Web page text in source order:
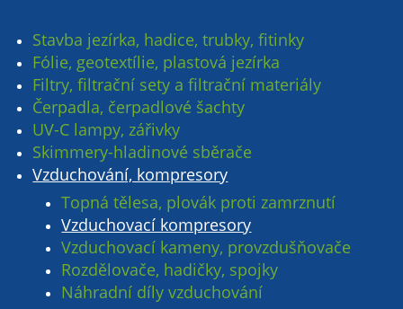
Stavba jezírka, hadice, trubky, fitinky
Fólie, geotextílie, plastová jezírka
Filtry, filtrační sety a filtrační materiály
Čerpadla, čerpadlové šachty
UV-C lampy, zářivky
Skimmery-hladinové sběrače
Vzduchování, kompresory
Topná tělesa, plovák proti zamrznutí
Vzduchovací kompresory
Vzduchovací kameny, provzdušňovače
Rozdělovače, hadičky, spojky
Náhradní díly vzduchování